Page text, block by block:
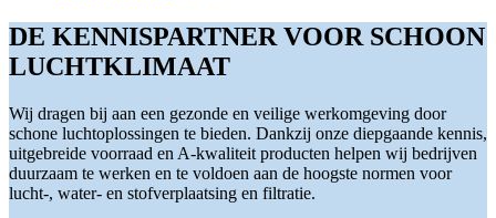
kan
gekozen
worden
de
productpagina
meerdere
variaties.
Deze
kan
gekozen
worden
op
de
productpagina
DE KENNISPARTNER VOOR SCHOON
LUCHTKLIMAAT
Wij dragen bij aan een gezonde en veilige werkomgeving door
schone luchtoplossingen te bieden. Dankzij onze diepgaande kennis,
uitgebreide voorraad en A-kwaliteit producten helpen wij bedrijven
duurzaam te werken en te voldoen aan de hoogste normen voor
lucht-, water- en stofverplaatsing en filtratie.